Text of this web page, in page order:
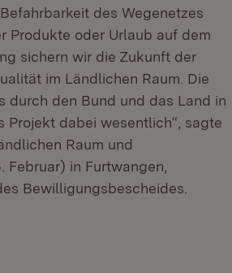
des Wegenetzes
Produkte oder Urlaub auf dem
sichern wir die Zukunft der
im Ländlichen Raum. Die
durch den Bund und das Land in
Projekt dabei wesentlich“, sagte
Raum und
in Furtwangen,
Bewilligungsbescheides.